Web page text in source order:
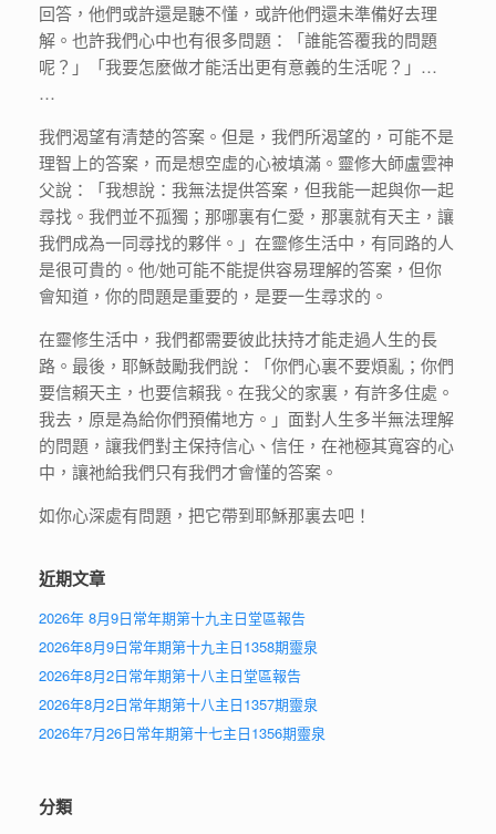
回答，他們或許還是聽不懂，或許他們還未準備好去理
解。也許我們心中也有很多問題：「誰能答覆我的問題
呢？」「我要怎麼做才能活出更有意義的生活呢？」…
…
我們渴望有清楚的答案。但是，我們所渴望的，可能不是
理智上的答案，而是想空虛的心被填滿。靈修大師盧雲神
父說：「我想說：我無法提供答案，但我能一起與你一起
尋找。我們並不孤獨；那哪裏有仁愛，那裏就有天主，讓
我們成為一同尋找的夥伴。」在靈修生活中，有同路的人
是很可貴的。他/她可能不能提供容易理解的答案，但你
會知道，你的問題是重要的，是要一生尋求的。
在靈修生活中，我們都需要彼此扶持才能走過人生的長
路。最後，耶穌鼓勵我們說：「你們心裏不要煩亂；你們
要信賴天主，也要信賴我。在我父的家裏，有許多住處。
我去，原是為給你們預備地方。」面對人生多半無法理解
的問題，讓我們對主保持信心、信任，在祂極其寬容的心
中，讓祂給我們只有我們才會懂的答案。
如你心深處有問題，把它帶到耶穌那裏去吧！
近期文章
2026年 8月9日常年期第十九主日堂區報告
2026年8月9日常年期第十九主日1358期靈泉
2026年8月2日常年期第十八主日堂區報告
2026年8月2日常年期第十八主日1357期靈泉
2026年7月26日常年期第十七主日1356期靈泉
分類